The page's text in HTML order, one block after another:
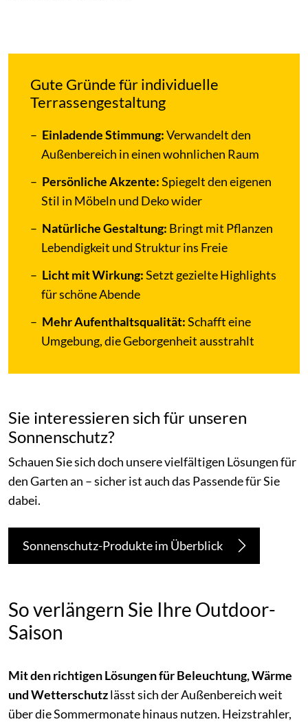
Gute Gründe für individuelle
Terrassengestaltung
Einladende Stimmung:Verwandelt den
Außenbereich in einen wohnlichen Raum
Persönliche Akzente:Spiegelt den eigenen
Stil in Möbeln und Deko wider
Natürliche Gestaltung: Bringt mit Pflanzen
Lebendigkeit und Struktur ins Freie
Licht mit Wirkung:Setzt gezielte Highlights
für schöne Abende
Mehr Aufenthaltsqualität:Schafft eine
Umgebung, die Geborgenheit ausstrahlt
Sie interessieren sich für unseren
Sonnenschutz?
Schauen Sie sich doch unsere vielfältigen Lösungen für
den Garten an – sicher ist auch das Passende für Sie
dabei.
Sonnenschutz-Produkte im Überblick
So verlängern Sie Ihre Outdoor-
Saison
Mit den richtigen Lösungen für Beleuchtung, Wärme
und Wetterschutzlässt sich der Außenbereich weit
über die Sommermonate hinaus nutzen. Heizstrahler,